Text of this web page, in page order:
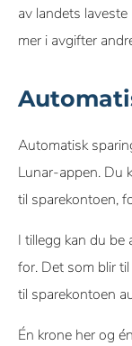
av landets
mer i avgifter
Automatisk
Lunar-appen. Du
til sparekontoen,
I tillegg kan du be
for. Det som blir
til sparekontoen
Én krone her og